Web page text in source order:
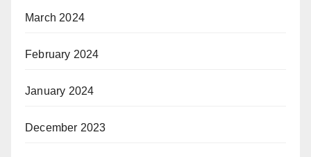
March 2024
February 2024
January 2024
December 2023